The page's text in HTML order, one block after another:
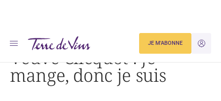
JE
JE M'ABONNE
Accueil Dégustation Veuve Clicquot : je mange, donc je suis
Veuve Clicquot : je
mange, donc je suis